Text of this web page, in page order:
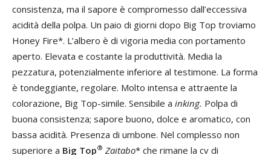
consistenza, ma il sapore è compromesso dall’eccessiva
acidità della polpa. Un paio di giorni dopo Big Top troviamo
Honey Fire*. L’albero è di vigoria media con portamento
aperto. Elevata e costante la produttività. Media la
pezzatura, potenzialmente inferiore al testimone. La forma
è tondeggiante, regolare. Molto intensa e attraente la
colorazione, Big Top-simile. Sensibile a inking. Polpa di
buona consistenza; sapore buono, dolce e aromatico, con
bassa acidità. Presenza di umbone. Nel complesso non
superiore a Big Top® Zaitabo* che rimane la cv di